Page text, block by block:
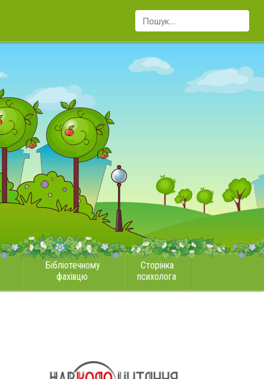
Пошук...
Бібліотечному
фахівцю
Сторінка
психолога